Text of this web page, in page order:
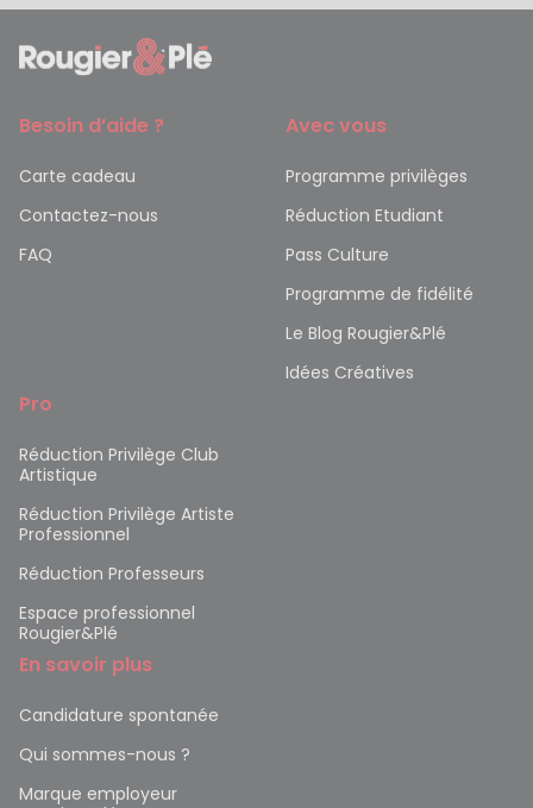
Besoin d’aide ?
Carte cadeau
Contactez-nous
FAQ
Avec vous
Programme privilèges
Réduction Etudiant
Pass Culture
Programme de fidélité
Le Blog Rougier&Plé
Idées Créatives
Pro
Réduction Privilège Club
Artistique
Réduction Privilège Artiste
Professionnel
Réduction Professeurs
Espace professionnel
Rougier&Plé
En savoir plus
Candidature spontanée
Qui sommes-nous ?
Marque employeur